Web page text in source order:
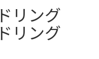
リング
リング